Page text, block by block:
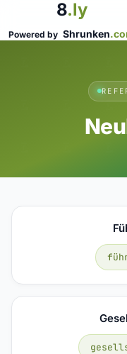
8.ly
Powered by Shrunken